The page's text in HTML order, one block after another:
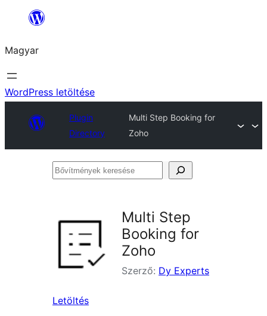
Ugrás
tartalomhoz
Magyar
WordPress letöltése
Plugin
Directory
Multi Step Booking for
Zoho
Bővítmények
Multi Step
Booking for
Zoho
Szerző: Dy Experts
Letöltés